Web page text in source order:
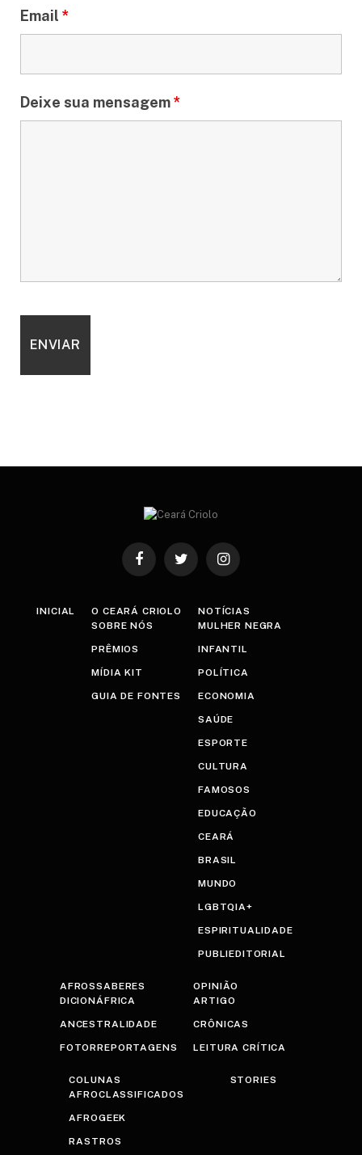
Email *
Deixe sua mensagem*
FacebookTwitter Instagram
INICIAL
O CEARÁ CRIOLO
SOBRE NÓS
PRÊMIOS
MÍDIA KIT
GUIA DE FONTES
NOTÍCIAS
MULHER NEGRA
INFANTIL
POLÍTICA
ECONOMIA
SAÚDE
ESPORTE
CULTURA
FAMOSOS
EDUCAÇÃO
CEARÁ
BRASIL
MUNDO
LGBTQIA+
ESPIRITUALIDADE
PUBLIEDITORIAL
AFROSSABERES
DICIONÁFRICA
ANCESTRALIDADE
FOTORREPORTAGENS
OPINIÃO
ARTIGO
CRÔNICAS
LEITURA CRÍTICA
COLUNAS
AFROCLASSIFICADOS
AFROGEEK
RASTROS
STORIES